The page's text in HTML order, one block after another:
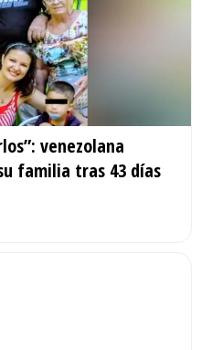
venezolana
familia tras 43 días